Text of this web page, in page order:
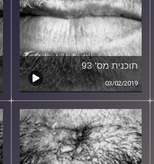
תוכנית מס' 93
03/02/2019